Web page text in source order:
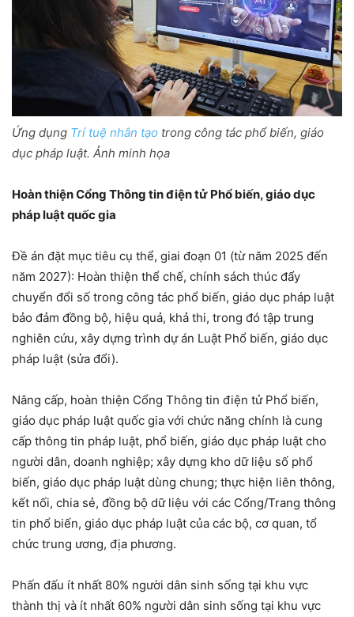
Ứng dụng Trí tuệ nhân tạo trong công tác phổ biến, giáo
dục pháp luật. Ảnh minh họa
Hoàn thiện Cổng Thông tin điện tử Phổ biến, giáo dục
pháp luật quốc gia
Đề án đặt mục tiêu cụ thể, giai đoạn 01 (từ năm 2025 đến
năm 2027): Hoàn thiện thể chế, chính sách thúc đẩy
chuyển đổi số trong công tác phổ biến, giáo dục pháp luật
bảo đảm đồng bộ, hiệu quả, khả thi, trong đó tập trung
nghiên cứu, xây dựng trình dự án Luật Phổ biến, giáo dục
pháp luật (sửa đổi).
Nâng cấp, hoàn thiện Cổng Thông tin điện tử Phổ biến,
giáo dục pháp luật quốc gia với chức năng chính là cung
cấp thông tin pháp luật, phổ biến, giáo dục pháp luật cho
người dân, doanh nghiệp; xây dựng kho dữ liệu số phổ
biến, giáo dục pháp luật dùng chung; thực hiện liên thông,
kết nối, chia sẻ, đồng bộ dữ liệu với các Cổng/Trang thông
tin phổ biến, giáo dục pháp luật của các bộ, cơ quan, tổ
chức trung ương, địa phương.
Phấn đấu ít nhất 80% người dân sinh sống tại khu vực
thành thị và ít nhất 60% người dân sinh sống tại khu vực